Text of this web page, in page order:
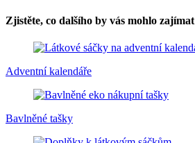
Zjistěte, co dalšího by vás mohlo zajímat
Adventní kalendáře
Bavlněné tašky